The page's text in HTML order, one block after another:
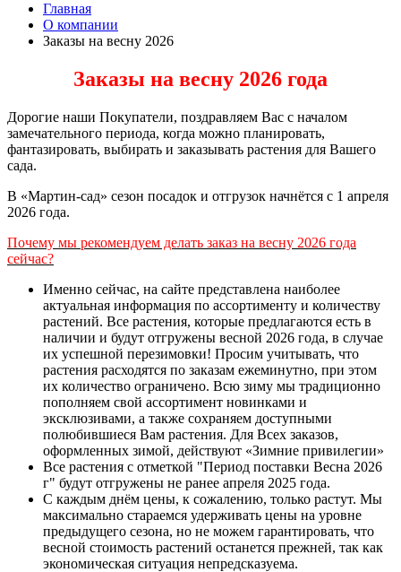
Главная
О компании
Заказы на весну 2026
Заказы на весну 2026 года
Дорогие наши Покупатели, поздравляем Вас с началом
замечательного периода, когда можно планировать,
фантазировать, выбирать и заказывать растения для Вашего
сада.
В «Мартин-сад» сезон посадок и отгрузок начнётся с 1 апреля
2026 года.
Почему мы рекомендуем делать заказ на весну 2026 года
сейчас?
Именно сейчас, на сайте представлена наиболее
актуальная информация по ассортименту и количеству
растений. Все растения, которые предлагаются есть в
наличии и будут отгружены весной 2026 года, в случае
их успешной перезимовки! Просим учитывать, что
растения расходятся по заказам ежеминутно, при этом
их количество ограничено. Всю зиму мы традиционно
пополняем свой ассортимент новинками и
эксклюзивами, а также сохраняем доступными
полюбившиеся Вам растения. Для Всех заказов,
оформленных зимой, действуют «Зимние привилегии»
Все растения с отметкой "Период поставки Весна 2026
г" будут отгружены не ранее апреля 2025 года.
С каждым днём цены, к сожалению, только растут. Мы
максимально стараемся удерживать цены на уровне
предыдущего сезона, но не можем гарантировать, что
весной стоимость растений останется прежней, так как
экономическая ситуация непредсказуема.